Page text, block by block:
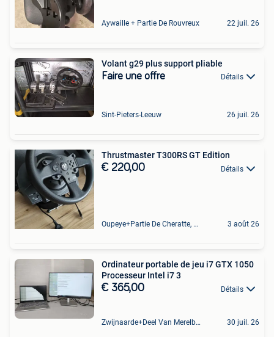
Aywaille + Partie De Rouvreux 22 juil. 26
Volant g29 plus support pliable
Faire une offre Détails
Sint-Pieters-Leeuw 26 juil. 26
Thrustmaster T300RS GT Edition
€ 220,00 Détails
Oupeye+Partie De Cheratte, Herstal Et Wandre 3 août 26
Ordinateur portable de jeu i7 GTX 1050
Processeur Intel i7 3
€ 365,00 Détails
Zwijnaarde+Deel Van Merelbeke 30 juil. 26